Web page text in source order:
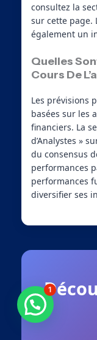
consultez la
sur cette page.
également un
Quelles
Cours De
Les prévisions
basées sur les
financiers. La
d’Analystes »
du consensus
performances
performances
diversifier ses
1